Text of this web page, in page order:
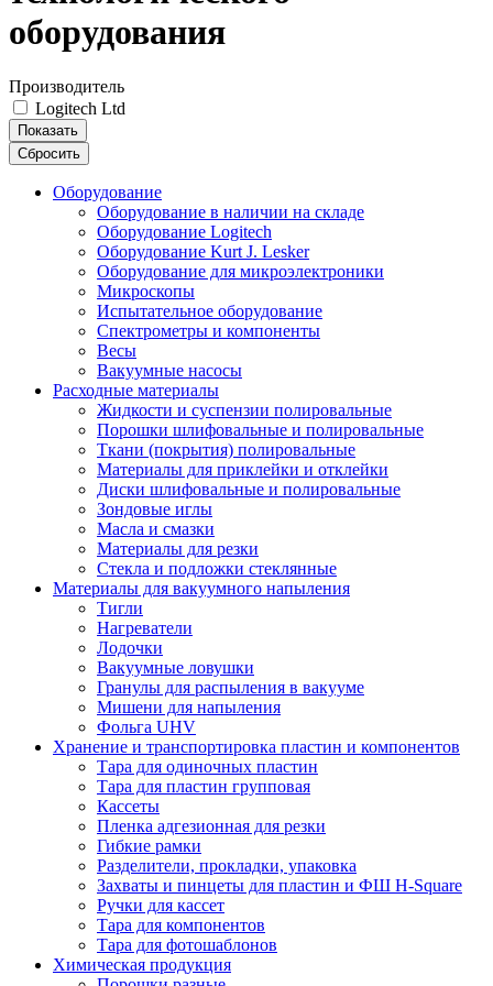
оборудования
Производитель
Logitech Ltd
Показать
Сбросить
Оборудование
Оборудование в наличии на складе
Оборудование Logitech
Оборудование Kurt J. Lesker
Оборудование для микроэлектроники
Микроскопы
Испытательное оборудование
Спектрометры и компоненты
Весы
Вакуумные насосы
Расходные материалы
Жидкости и суспензии полировальные
Порошки шлифовальные и полировальные
Ткани (покрытия) полировальные
Материалы для приклейки и отклейки
Диски шлифовальные и полировальные
Зондовые иглы
Масла и смазки
Материалы для резки
Стекла и подложки стеклянные
Материалы для вакуумного напыления
Тигли
Нагреватели
Лодочки
Вакуумные ловушки
Гранулы для распыления в вакууме
Мишени для напыления
Фольга UHV
Хранение и транспортировка пластин и компонентов
Тара для одиночных пластин
Тара для пластин групповая
Кассеты
Пленка адгезионная для резки
Гибкие рамки
Разделители, прокладки, упаковка
Захваты и пинцеты для пластин и ФШ H-Square
Ручки для кассет
Тара для компонентов
Тара для фотошаблонов
Химическая продукция